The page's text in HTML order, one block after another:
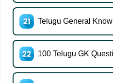
Telugu General
100 Telugu GK